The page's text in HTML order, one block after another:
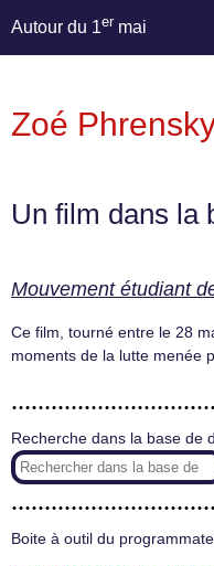
Autour du 1er mai
Zoé
Un film dans la
Mouvement étudiant
Ce film, tourné entre le 28
moments de la lutte menée
Recherche dans la base de
Boite à outil du